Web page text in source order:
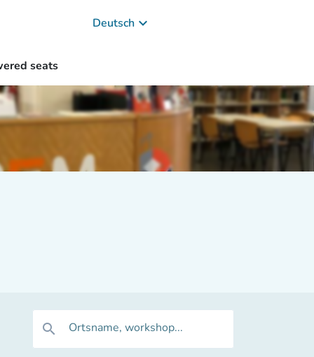
Deutsch keyboard_arrow_down
seats
search Ortsname, workshop...